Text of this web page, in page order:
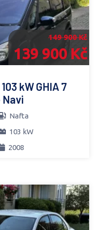
149 900 Kč
139 900 Kč
kW GHIA 7
Nafta
103 kW
2008